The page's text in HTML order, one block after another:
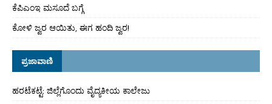
ಕೆಪಿಎಂಇ ಮಸೂದೆ ಬಗ್ಗೆ
ಕೋಳಿ ಜ್ವರ ಆಯಿತು, ಈಗ ಹಂದಿ ಜ್ವರ!
ಪ್ರಜಾವಾಣಿ
ಹರಟೆಕಟ್ಟೆ: ಜಿಲ್ಲೆಗೊಂದು ವೈದ್ಯಕೀಯ ಕಾಲೇಜು